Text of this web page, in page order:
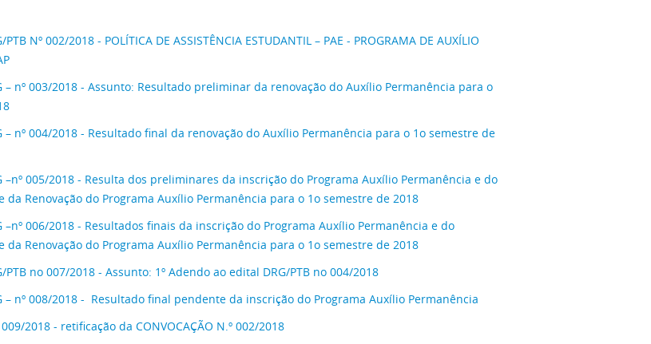
Nº 002/2018 - POLÍTICA DE ASSISTÊNCIA ESTUDANTIL – PAE - PROGRAMA DE AUXÍLIO
– nº 003/2018 - Assunto: Resultado preliminar da renovação do Auxílio Permanência para o
– nº 004/2018 - Resultado final da renovação do Auxílio Permanência para o 1o semestre de
–nº 005/2018 - Resulta dos preliminares da inscrição do Programa Auxílio Permanência e do
Renovação do Programa Auxílio Permanência para o 1o semestre de 2018
–nº 006/2018 - Resultados finais da inscrição do Programa Auxílio Permanência e do
Renovação do Programa Auxílio Permanência para o 1o semestre de 2018
PTB no 007/2018 - Assunto: 1º Adendo ao edital DRG/PTB no 004/2018
– nº 008/2018 - Resultado final pendente da inscrição do Programa Auxílio Permanência
2018 - retificação da CONVOCAÇÃO N.º 002/2018